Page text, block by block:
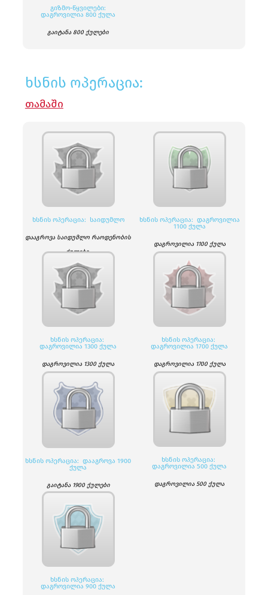
ᲒᲘᲖᲛᲝ-ᲬᲧᲕᲘᲚᲔᲑᲘ:
ᲓᲐᲒᲠᲝᲕᲘᲚᲘᲐ 800 ᲥᲣᲚᲐ
გაიტანა 800 ქულები
ხსნის ოპერაცია:
ᲗᲐᲛᲐᲨᲘ
ᲮᲡᲜᲘᲡ ᲝᲞᲔᲠᲐᲪᲘᲐ: ᲡᲐᲘᲓᲣᲛᲚᲝ
დააგროვა საიდუმლო რაოდენობის
ქულები.
ᲮᲡᲜᲘᲡ ᲝᲞᲔᲠᲐᲪᲘᲐ: ᲓᲐᲒᲠᲝᲕᲘᲚᲘᲐ
1100 ᲥᲣᲚᲐ
დაგროვილია 1100 ქულა
ᲮᲡᲜᲘᲡ ᲝᲞᲔᲠᲐᲪᲘᲐ:
ᲓᲐᲒᲠᲝᲕᲘᲚᲘᲐ 1300 ᲥᲣᲚᲐ
დაგროვილია 1300 ქულა
ᲮᲡᲜᲘᲡ ᲝᲞᲔᲠᲐᲪᲘᲐ:
ᲓᲐᲒᲠᲝᲕᲘᲚᲘᲐ 1700 ᲥᲣᲚᲐ
დაგროვილია 1700 ქულა
ᲮᲡᲜᲘᲡ ᲝᲞᲔᲠᲐᲪᲘᲐ: ᲓᲐᲐᲒᲠᲝᲕᲐ 1900
ᲥᲣᲚᲐ
გაიტანა 1900 ქულები
ᲮᲡᲜᲘᲡ ᲝᲞᲔᲠᲐᲪᲘᲐ:
ᲓᲐᲒᲠᲝᲕᲘᲚᲘᲐ 500 ᲥᲣᲚᲐ
დაგროვილია 500 ქულა
ᲮᲡᲜᲘᲡ ᲝᲞᲔᲠᲐᲪᲘᲐ:
ᲓᲐᲒᲠᲝᲕᲘᲚᲘᲐ 900 ᲥᲣᲚᲐ